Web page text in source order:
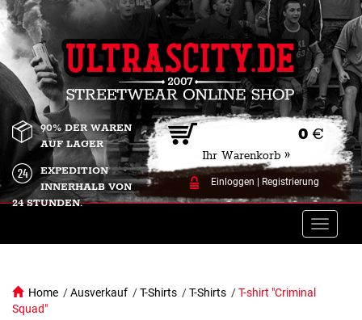
0 €
Ihr Warenkorb »
Einloggen Registrierung
90% DER WAREN
AUF LAGER
EXPEDITION
INNERHALB VON
24 STUNDEN.
Toggle
Home /Ausverkauf /T-Shirts /T-Shirts /T-shirt "Criminal
Squad"